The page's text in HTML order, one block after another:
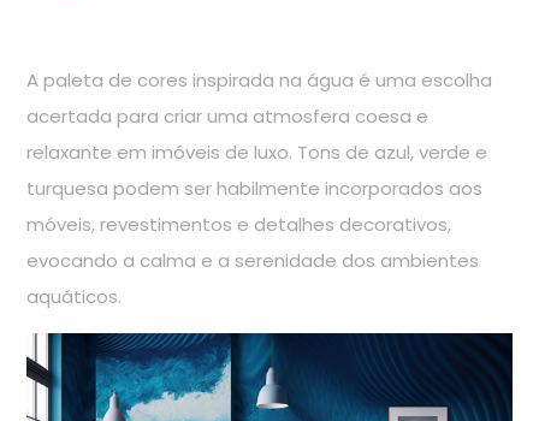
A paleta de cores inspirada na água é uma escolha
acertada para criar uma atmosfera coesa e
relaxante em imóveis de luxo. Tons de azul, verde e
turquesa podem ser habilmente incorporados aos
móveis, revestimentos e detalhes decorativos,
evocando a calma e a serenidade dos ambientes
aquáticos.